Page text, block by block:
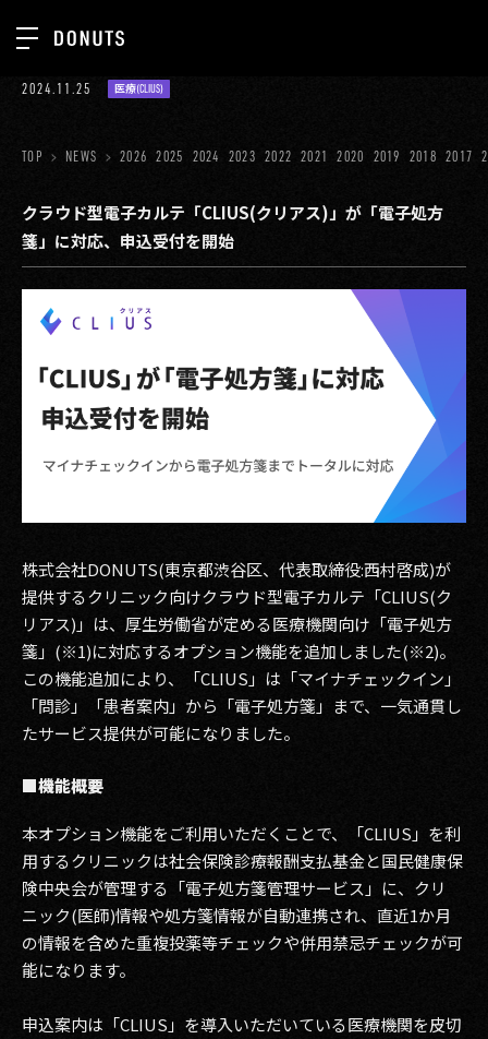
ジョブカン
ゲーム
ミクチャ
医療(CLIUS)
美少女図鑑
イベント
タテドラ
その他事業
2026
2025
2024
2023
2021
2020
2019
2017
TOP
ABOUT
SERVICES
GROUP
RECRUIT
2024.11.25 医療(CLIUS)
TOP NEWS 2026 2025 2024 2023 2022 2021 2020 2019 2018 2017
クラウド型電子カルテ「CLIUS(クリアス)」が「電子処方
箋」に対応、申込受付を開始
株式会社DONUTS(東京都渋谷区、代表取締役:西村啓成)が
提供するクリニック向けクラウド型電子カルテ「CLIUS(ク
リアス)」は、厚生労働省が定める医療機関向け「電子処方
箋」(※1)に対応するオプション機能を追加しました(※2)。
この機能追加により、「CLIUS」は「マイナチェックイン」
「問診」「患者案内」から「電子処方箋」まで、一気通貫し
たサービス提供が可能になりました。
■機能概要
本オプション機能をご利用いただくことで、「CLIUS」を利
用するクリニックは社会保険診療報酬支払基金と国民健康保
険中央会が管理する「電子処方箋管理サービス」に、クリ
ニック(医師)情報や処方箋情報が自動連携され、直近1か月
の情報を含めた重複投薬等チェックや併用禁忌チェックが可
能になります。
申込案内は「CLIUS」を導入いただいている医療機関を皮切